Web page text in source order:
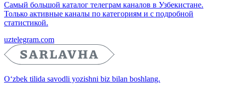
Самый большой каталог телеграм каналов в Узбекистане.
Только активные каналы по категориям и с подробной
статистикой.
uztelegram.com
O‘zbek tilida savodli yozishni biz bilan boshlang.